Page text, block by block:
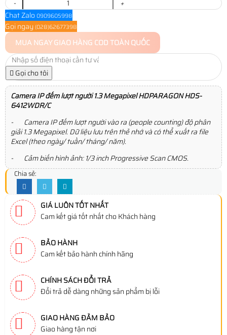
-
+
Chat Zalo 0909605998
Gọi ngay (028)62677398
MUA NGAYGIAO HÀNG COD TOÀN QUỐC
Gọi cho tôi
Camera IP đếm lượt người 1.3 Megapixel HDPARAGONHDS-
6412WDR/C
- Camera IP đếm lượt người vào ra (people counting) độ phân
giải 1.3 Megapixel. Dữ liệu lưu trên thẻ nhớ và có thể xuất ra file
Excel (theo ngày/ tuần/ tháng/ năm).
- Cảm biến hình ảnh: 1/3 inch Progressive Scan CMOS.
Chia sẻ:
GIÁ LUÔN TỐT NHẤT
Cam kết giá tốt nhất cho Khách hàng
BẢO HÀNH
Cam kết bảo hành chính hãng
CHÍNH SÁCH ĐỔI TRẢ
Đổi trả dễ dàng những sản phẩm bị lỗi
GIAO HÀNG ĐẢM BẢO
Giao hàng tận nơi